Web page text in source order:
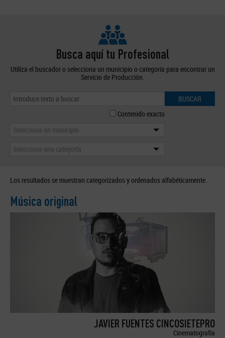
Busca aquí tu Profesional
Utiliza el buscador o selecciona un municipio o categoría para encontrar un
Servicio de Producción.
BUSCAR
Contenido exacto
Selecciona un municipio
Selecciona una categoría
Los resultados se muestran categorizados y ordenados alfabéticamente.
Música original
JAVIER FUENTES CINCOSIETEPRO
Cinematografía